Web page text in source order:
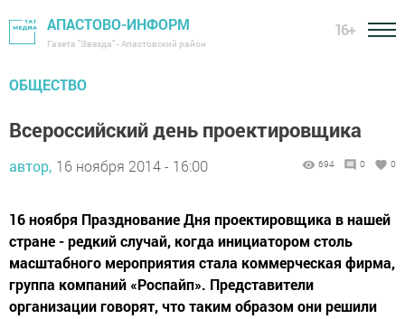
АПАСТОВО-ИНФОРМ
Газета "Звезда" - Апастовский район
16+
ОБЩЕСТВО
Всероссийский день проектировщика
автор, 16 ноября 2014 - 16:00 694 0 0
16 ноября Празднование Дня проектировщика в нашей
стране - редкий случай, когда инициатором столь
масштабного мероприятия стала коммерческая фирма,
группа компаний «Роспайп». Представители
организации говорят, что таким образом они решили